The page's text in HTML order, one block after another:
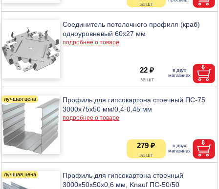
Соединитель потолочного профиля (краб)
одноуровневый 60х27 мм
подробнее о товаре
22 ₽
Профиль для гипсокартона стоечный ПС-75
3000x75x50 мм/0,4-0,45 мм
подробнее о товаре
279 ₽
Профиль для гипсокартона стоечный
3000х50х50x0,6 мм, Knauf ПС-50/50